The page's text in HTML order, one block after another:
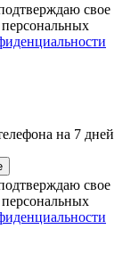
свое
персональных
на 7 дней
свое
персональных